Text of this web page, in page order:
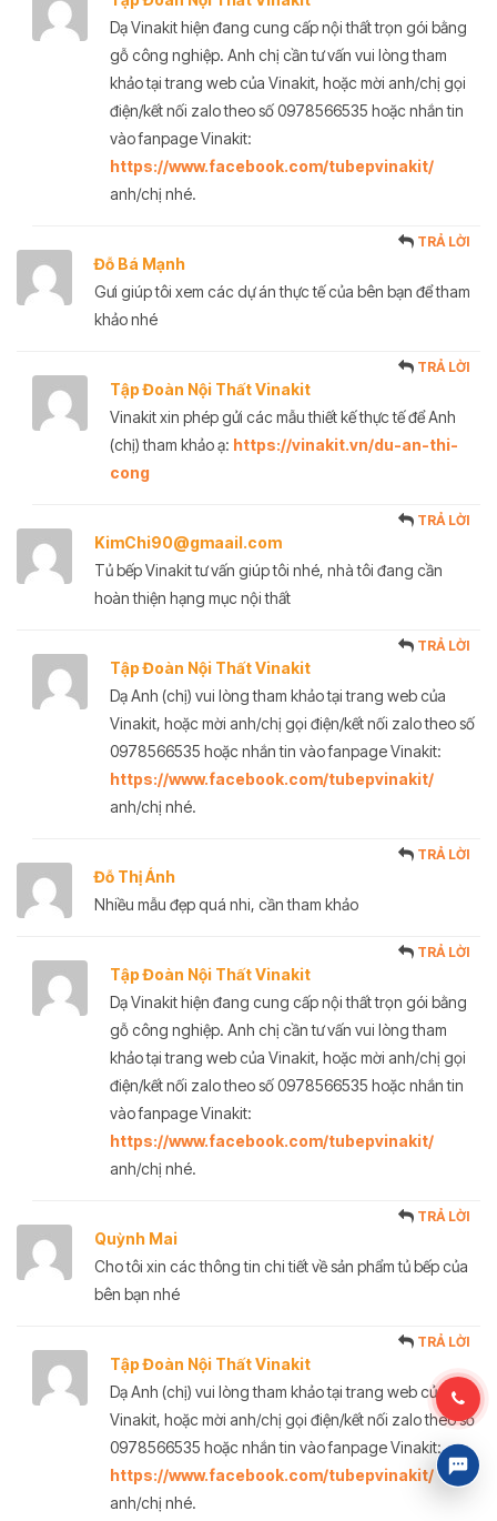
Dạ Vinakit hiện đang cung cấp nội thất trọn gói bằng
gỗ công nghiệp. Anh chị cần tư vấn vui lòng tham
khảo tại trang web của Vinakit, hoặc mời anh/chị gọi
điện/kết nối zalo theo số 0978566535 hoặc nhắn tin
vào fanpage Vinakit:
https://www.facebook.com/tubepvinakit/
anh/chị nhé.
Đỗ Bá Mạnh
TRẢ LỜI
Gưi giúp tôi xem các dự án thực tế của bên bạn để tham
khảo nhé
Tập Đoàn Nội Thất Vinakit
TRẢ LỜI
Vinakit xin phép gửi các mẫu thiết kế thực tế để Anh
(chị) tham khảo ạ: https://vinakit.vn/du-an-thi-
cong
KimChi90@gmaail.com
TRẢ LỜI
Tủ bếp Vinakit tư vấn giúp tôi nhé, nhà tôi đang cần
hoàn thiện hạng mục nội thất
Tập Đoàn Nội Thất Vinakit
TRẢ LỜI
Dạ Anh (chị) vui lòng tham khảo tại trang web của
Vinakit, hoặc mời anh/chị gọi điện/kết nối zalo theo số
0978566535 hoặc nhắn tin vào fanpage Vinakit:
https://www.facebook.com/tubepvinakit/
anh/chị nhé.
Đỗ Thị Ánh
TRẢ LỜI
Nhiều mẫu đẹp quá nhi, cần tham khảo
Tập Đoàn Nội Thất Vinakit
TRẢ LỜI
Dạ Vinakit hiện đang cung cấp nội thất trọn gói bằng
gỗ công nghiệp. Anh chị cần tư vấn vui lòng tham
khảo tại trang web của Vinakit, hoặc mời anh/chị gọi
điện/kết nối zalo theo số 0978566535 hoặc nhắn tin
vào fanpage Vinakit:
https://www.facebook.com/tubepvinakit/
anh/chị nhé.
Quỳnh Mai
TRẢ LỜI
Cho tôi xin các thông tin chi tiết về sản phẩm tủ bếp của
bên bạn nhé
Tập Đoàn Nội Thất Vinakit
TRẢ LỜI
Dạ Anh (chị) vui lòng tham khảo tại trang web của
Vinakit, hoặc mời anh/chị gọi điện/kết nối zalo theo số
0978566535 hoặc nhắn tin vào fanpage Vinakit:
https://www.facebook.com/tubepvinakit/
anh/chị nhé.